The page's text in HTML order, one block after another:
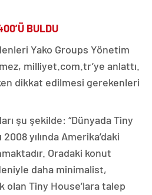
BULDU
Yako Groups Yönetim
milliyet.com.tr’ye anlattı.
dikkat edilmesi gerekenleri
şu şekilde: “Dünyada Tiny
2008 yılında Amerika’daki
Oradaki konut
daha minimalist,
Tiny House’lara talep